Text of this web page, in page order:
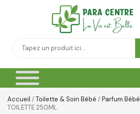
Accueil /Toilette & Soin Bébé /Parfum Bébé
TOILETTE 250ML
Toilette & Soin Bébé
Vêtement Amincissant
Yeux & Lévres